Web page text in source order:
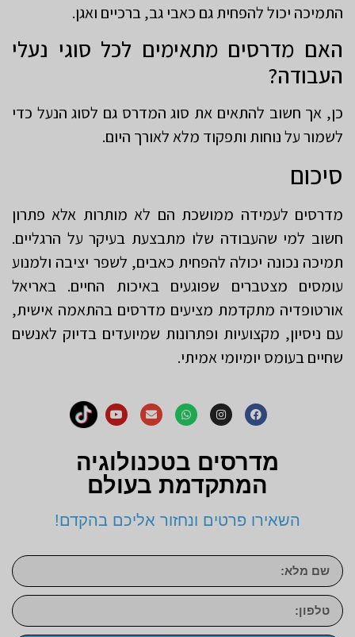
התמיכה יכול להפחית גם כאבי גב, ברכיים ואגן.
האם מדרסים מתאימים לכל סוגי נעלי
העבודה?
כן, אך חשוב להתאים את סוג המדרס גם לסוג הנעל כדי
לשמור על נוחות ותפקוד מלא לאורך היום.
סיכום
מדרסים לעמידה ממושכת הם לא מותרות אלא פתרון
חשוב למי שהעבודה שלו מתבצעת בעיקר על הרגליים.
תמיכה נכונה יכולה להפחית כאבים, לשפר יציבה ולמנוע
עומסים מצטברים שפוגעים באיכות החיים. באריאל
אורטופדיה מתקדמת מציעים מדרסים בהתאמה אישית,
עם ניסיון, מקצועיות ופתרונות שמיועדים בדיוק לאנשים
שחיים בעומס יומיומי אמיתי.
מדרסים בטכנולוגיה
המתקדמת בעולם
השאירו פרטים ונחזור אליכם בהקדם!